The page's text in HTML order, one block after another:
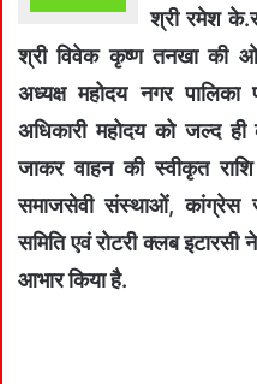
श्री रमेश
श्री विवेक कृष्ण तनखा की
अध्यक्ष महोदय नगर पालिका
अधिकारी महोदय को जल्द ही
जाकर वाहन की स्वीकृत
समाजसेवी संस्थाओं, कांग्रेस
समिति एवं रोटरी क्लब
आभार किया है.